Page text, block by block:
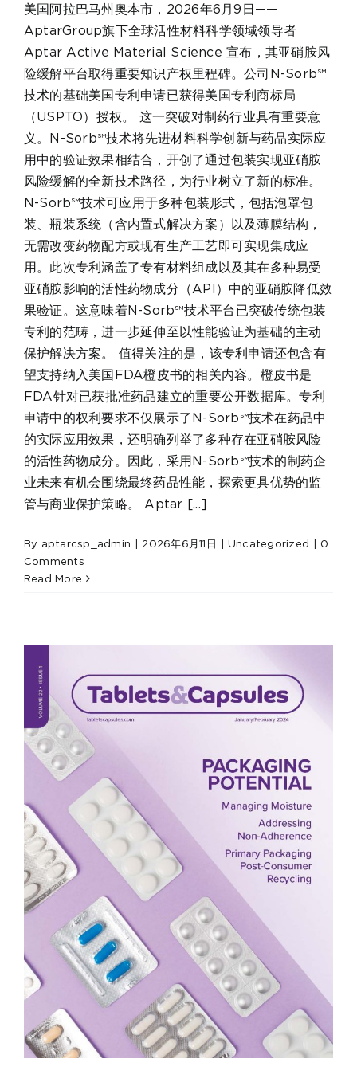
美国阿拉巴马州奥本市，2026年6月9日——
AptarGroup旗下全球活性材料科学领域领导者
Aptar Active Material Science 宣布，其亚硝胺风
险缓解平台取得重要知识产权里程碑。公司N-Sorb℠
技术的基础美国专利申请已获得美国专利商标局
（USPTO）授权。 这一突破对制药行业具有重要意
义。N-Sorb℠技术将先进材料科学创新与药品实际应
用中的验证效果相结合，开创了通过包装实现亚硝胺
风险缓解的全新技术路径，为行业树立了新的标准。
N-Sorb℠技术可应用于多种包装形式，包括泡罩包
装、瓶装系统（含内置式解决方案）以及薄膜结构，
无需改变药物配方或现有生产工艺即可实现集成应
用。此次专利涵盖了专有材料组成以及其在多种易受
亚硝胺影响的活性药物成分（API）中的亚硝胺降低效
果验证。这意味着N-Sorb℠技术平台已突破传统包装
专利的范畴，进一步延伸至以性能验证为基础的主动
保护解决方案。 值得关注的是，该专利申请还包含有
望支持纳入美国FDA橙皮书的相关内容。橙皮书是
FDA针对已获批准药品建立的重要公开数据库。专利
申请中的权利要求不仅展示了N-Sorb℠技术在药品中
的实际应用效果，还明确列举了多种存在亚硝胺风险
的活性药物成分。因此，采用N-Sorb℠技术的制药企
业未来有机会围绕最终药品性能，探索更具优势的监
管与商业保护策略。 Aptar [...]
By aptarcsp_admin 2026年6月11日 Uncategorized
0
Comments
Read More